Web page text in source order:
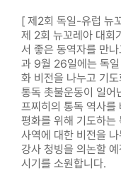
[ 제2회 독일-유럽 뉴
제 2회 뉴꼬레아 대회
서 좋은 동역자를 만
과 9월 26일에는 독일
화 비전을 나누고 기
통독 촛불운동이 일어
프찌히의 통독 역사
평화를 위해 기도하는
사역에 대한 비전을
강사 청빙을 의논할
시기를 소원합니다.